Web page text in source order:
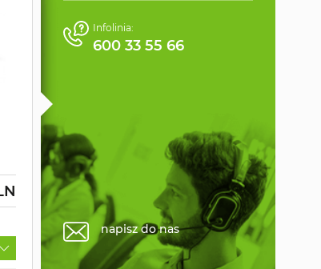
Infolinia:
600 33 55 66
napisz do nas